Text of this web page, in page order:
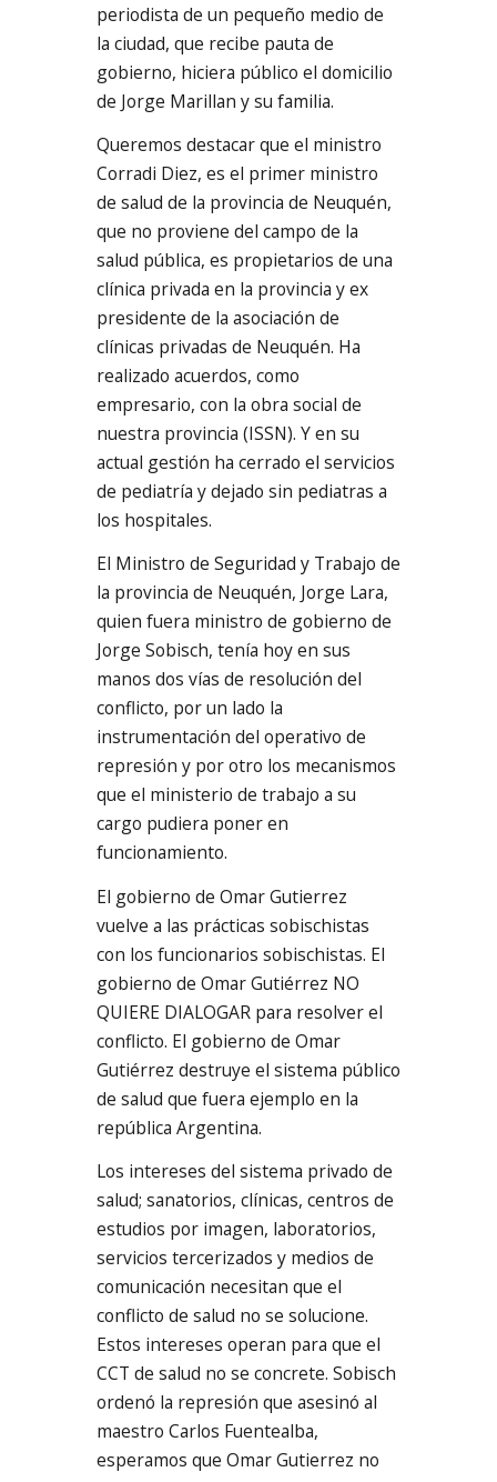
periodista de un pequeño medio de
la ciudad, que recibe pauta de
gobierno, hiciera público el domicilio
de Jorge Marillan y su familia.
Queremos destacar que el ministro
Corradi Diez, es el primer ministro
de salud de la provincia de Neuquén,
que no proviene del campo de la
salud pública, es propietarios de una
clínica privada en la provincia y ex
presidente de la asociación de
clínicas privadas de Neuquén. Ha
realizado acuerdos, como
empresario, con la obra social de
nuestra provincia (ISSN). Y en su
actual gestión ha cerrado el servicios
de pediatría y dejado sin pediatras a
los hospitales.
El Ministro de Seguridad y Trabajo de
la provincia de Neuquén, Jorge Lara,
quien fuera ministro de gobierno de
Jorge Sobisch, tenía hoy en sus
manos dos vías de resolución del
conflicto, por un lado la
instrumentación del operativo de
represión y por otro los mecanismos
que el ministerio de trabajo a su
cargo pudiera poner en
funcionamiento.
El gobierno de Omar Gutierrez
vuelve a las prácticas sobischistas
con los funcionarios sobischistas. El
gobierno de Omar Gutiérrez NO
QUIERE DIALOGAR para resolver el
conflicto. El gobierno de Omar
Gutiérrez destruye el sistema público
de salud que fuera ejemplo en la
república Argentina.
Los intereses del sistema privado de
salud; sanatorios, clínicas, centros de
estudios por imagen, laboratorios,
servicios tercerizados y medios de
comunicación necesitan que el
conflicto de salud no se solucione.
Estos intereses operan para que el
CCT de salud no se concrete. Sobisch
ordenó la represión que asesinó al
maestro Carlos Fuentealba,
esperamos que Omar Gutierrez no